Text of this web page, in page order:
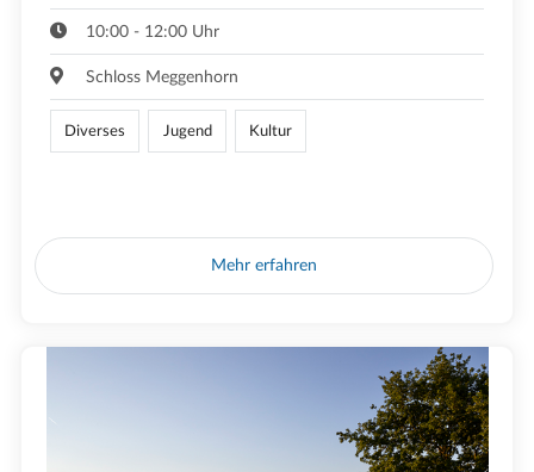
10:00 - 12:00 Uhr
Schloss Meggenhorn
Diverses Jugend Kultur
Mehr erfahren